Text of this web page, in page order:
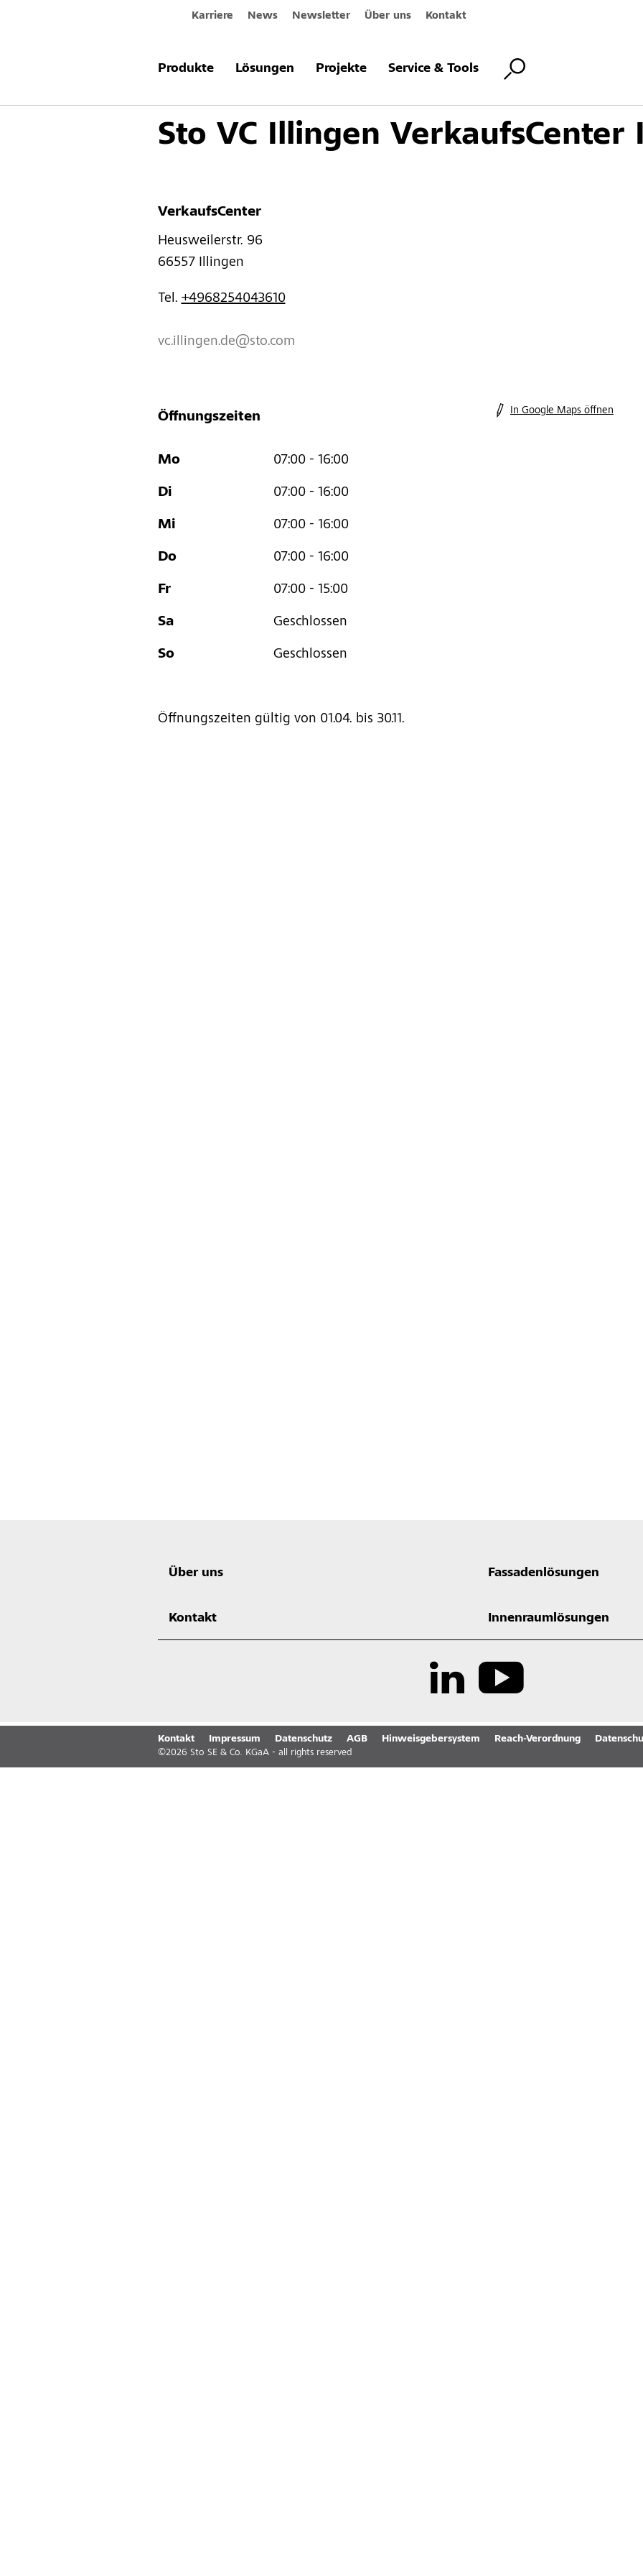
Karriere News Newsletter Über uns Kontakt
Produkte Lösungen Projekte Service & Tools
Sto VC Illingen VerkaufsCenter
VerkaufsCenter
Heusweilerstr. 96
66557 Illingen
Tel. +4968254043610
vc.illingen.de@sto.com
Öffnungszeiten
Mo 07:00 - 16:00
Di 07:00 - 16:00
Mi 07:00 - 16:00
Do 07:00 - 16:00
Fr 07:00 - 15:00
Sa Geschlossen
So Geschlossen
Öffnungszeiten gültig von 01.04. bis 30.11.
In Google Maps öffnen
Über uns Fassadenlösungen
Kontakt Innenraumlösungen
Kontakt Impressum Datenschutz AGB Hinweisgebersystem Reach-Verordnung
©2026 Sto SE & Co. KGaA - all rights reserved